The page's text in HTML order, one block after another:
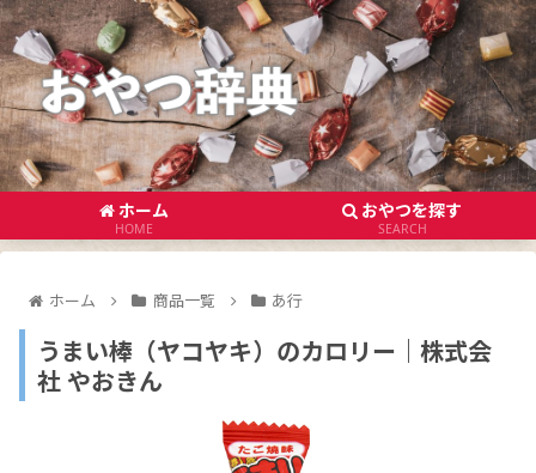
ホーム
HOME
おやつを探す
SEARCH
ホーム 商品一覧 あ行
うまい棒（ヤコヤキ）のカロリー｜株式会
社 やおきん